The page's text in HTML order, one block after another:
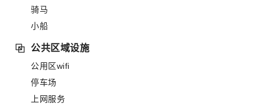
骑马
小船
公共区域设施
公用区wifi
停车场
上网服务